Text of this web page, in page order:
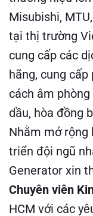
Misubishi,
tại thị trường
cung cấp các
hãng, cung
cách âm
dầu, hòa đồng
Nhằm mở rộng
triển đội ngũ
Generator xin
Chuyên viên
HCM với các